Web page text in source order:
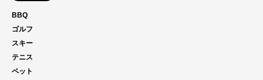
BBQ
ゴルフ
スキー
テニス
ペット